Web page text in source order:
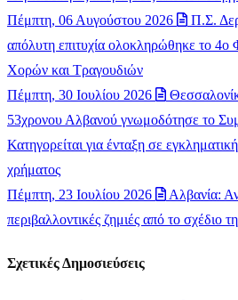
Πέμπτη, 06 Αυγούστου 2026
Π.Σ.
απόλυτη επιτυχία ολοκληρώθηκε το
Χορών και Τραγουδιών
Πέμπτη, 30 Ιουλίου 2026
53χρονου Αλβανού γνωμοδότησε το
Κατηγορείται για ένταξη σε
χρήματος
Πέμπτη, 23 Ιουλίου 2026
Αλβανία:
περιβαλλοντικές ζημιές από το σχέδιο
Σχετικές Δημοσιεύσεις